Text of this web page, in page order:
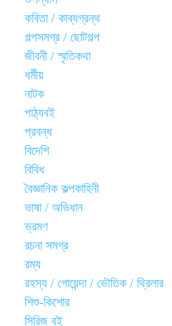
কবিতা / কাব্যগ্রন্থ
গল্পসমগ্র / ছোটগল্প
জীবনী / স্মৃতিকথা
ধর্মীয়
নাটক
পাঠ্যবই
প্রবন্ধ
বিদেশি
বিবিধ
বৈজ্ঞানিক কল্পকাহিনী
ভাষা / অভিধান
ভ্রমণ
রচনা সমগ্র
রম্য
রহস্য / গোয়েন্দা / ভৌতিক / থ্রিলার
শিশু-কিশোর
সিরিজ বই